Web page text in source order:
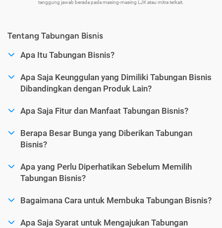
tanggung jawab berada pada masing-masing LJK atau mitra terkait.
Tentang Tabungan Bisnis
Apa Itu Tabungan Bisnis?
Apa Saja Keunggulan yang Dimiliki Tabungan Bisnis
Dibandingkan dengan Produk Lain?
Apa Saja Fitur dan Manfaat Tabungan Bisnis?
Berapa Besar Bunga yang Diberikan Tabungan
Bisnis?
Apa yang Perlu Diperhatikan Sebelum Memilih
Tabungan Bisnis?
Bagaimana Cara untuk Membuka Tabungan Bisnis?
Apa Saja Syarat untuk Mengajukan Tabungan